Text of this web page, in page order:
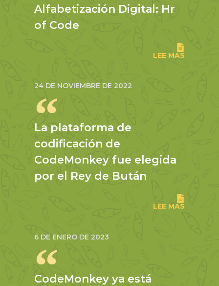
Alfabetización Digital: Hr
of Code
LEE MAS
24 DE NOVIEMBRE DE 2022
La plataforma de
codificación de
CodeMonkey fue elegida
por el Rey de Bután
LEE MAS
6 DE ENERO DE 2023
CodeMonkey ya está